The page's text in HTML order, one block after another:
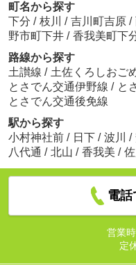
町名から探す
下分 / 枝川 / 吉川町吉原 /
野市町下井 / 香我美町下
路線から探す
土讃線 / 土佐くろしおご
とさでん交通伊野線 / と
とさでん交通後免線
駅から探す
小村神社前 / 日下 / 波川 /
八代通 / 北山 / 香我美 / 佐
電話
営業時
定